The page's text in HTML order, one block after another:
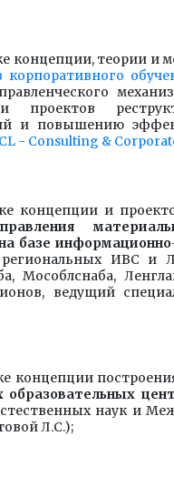
концепции, теории и
корпоративного
проектов
и повышению
- Consulting &
концепции и
базе
региональных ИВС и
Мособлснаба,
ведущий
концепции
наук и
Л.С.);